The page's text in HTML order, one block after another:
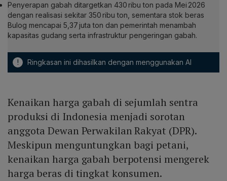
Penyerapan gabah ditargetkan 430 ribu ton pada Mei 2026
dengan realisasi sekitar 350 ribu ton, sementara stok beras
Bulog mencapai 5,37 juta ton dan pemerintah menambah
kapasitas gudang serta infrastruktur pengeringan gabah.
! Ringkasan ini dihasilkan dengan menggunakan AI
Kenaikan harga gabah di sejumlah sentra
produksi di Indonesia menjadi sorotan
anggota Dewan Perwakilan Rakyat (DPR).
Meskipun menguntungkan bagi petani,
kenaikan harga gabah berpotensi mengerek
harga beras di tingkat konsumen.